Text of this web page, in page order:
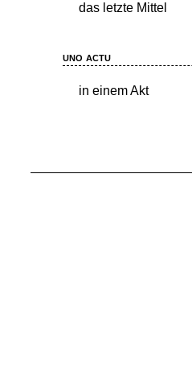
das letzte Mittel
uno actu
in einem Akt